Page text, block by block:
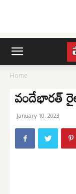
Home
వందేభారత్‌
January 10, 2023